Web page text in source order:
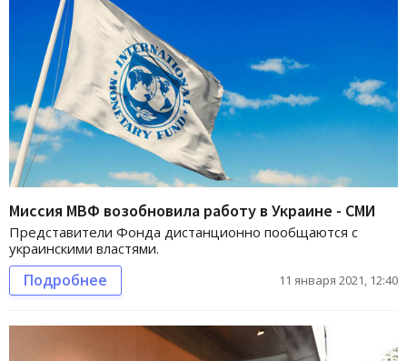
Миссия МВФ возобновила работу в Украине - СМИ
Представители Фонда дистанционно пообщаются с
украинскими властями.
Подробнее 11 января 2021, 12:40